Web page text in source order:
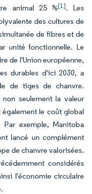
animal 25 %[1]. Les
des cultures de
de fibres et de
unité fonctionnelle. Le
de l'Union européenne,
durables d'ici 2030, a
de tiges de chanvre.
seulement la valeur
le coût global
exemple, Manitoba
lancé un complément
de chanvre valorisées.
considérés
l'économie circulaire